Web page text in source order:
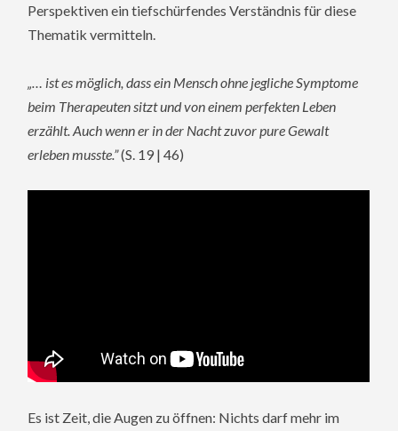
Perspektiven ein tiefschürfendes Verständnis für diese
Thematik vermitteln.
„… ist es möglich, dass ein Mensch ohne jegliche Symptome
beim Therapeuten sitzt und von einem perfekten Leben
erzählt. Auch wenn er in der Nacht zuvor pure Gewalt
erleben musste.”(S. 19 | 46)
Es ist Zeit, die Augen zu öffnen: Nichts darf mehr im